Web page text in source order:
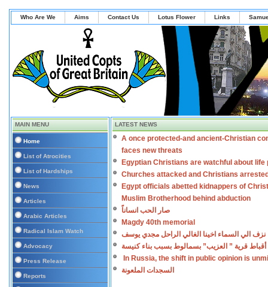
Who Are We Aims Contact Us Lotus Flower Links
MAIN MENU
Home
List of Atrocities
List of Hardships
News
Articles
Arabic Articles
Radical Islam Watch
Advocacy
Press Release
Reports
LATEST NEWS
A once protected-and ancient-Christian
faces new threats
Egyptian Christians are watchful about life
Churches attacked and Christians
Egypt officials abetted kidnappers of
Muslim Brotherhood behind abduction
صار الحب انساناً
Magdy 40th memorial
نزف الي السماء اخينا الغالي الراحل مجدي يوسف
أقباط قرية ” العزيب” بسمالوط بسبب بناء كنيسة
In Russia, the shift in public opinion is
السجدات الملعونة